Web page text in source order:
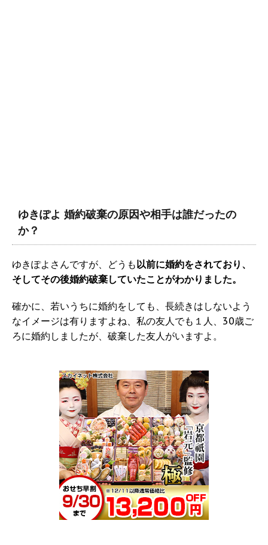
ゆきぽよ 婚約破棄の原因や相手は誰だったの
か？
ゆきぽよさんですが、どうも以前に婚約をされており、
そしてその後婚約破棄していたことがわかりました。
確かに、若いうちに婚約をしても、長続きはしないよう
なイメージは有りますよね、私の友人でも１人、30歳ご
ろに婚約しましたが、破棄した友人がいますよ。